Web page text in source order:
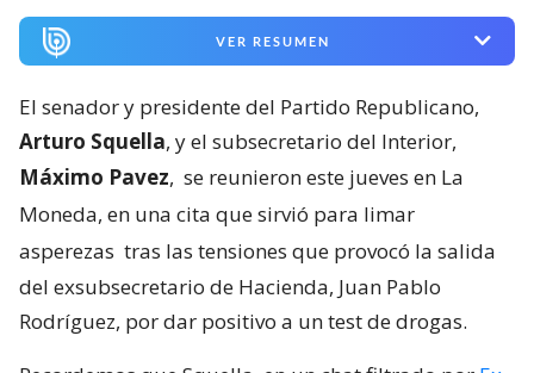
VER RESUMEN
El senador y presidente del Partido Republicano,
Arturo Squella, y el subsecretario del Interior,
Máximo Pavez, se reunieron este jueves en La
Moneda, en una cita que sirvió para limar
asperezas tras las tensiones que provocó la salida
del exsubsecretario de Hacienda, Juan Pablo
Rodríguez, por dar positivo a un test de drogas.